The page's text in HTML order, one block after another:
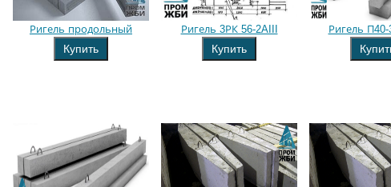
Ригель продольный
Купить
Ригель 3РК 56-2AIII
Купить
Ригель П40-